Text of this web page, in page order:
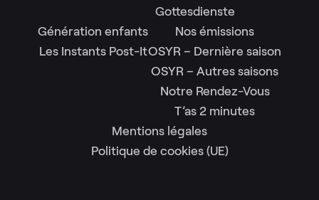
Gottesdienste
Génération enfants
Les Instants Post-It
Nos émissions
OSYR – Dernière saison
OSYR – Autres saisons
Notre Rendez-Vous
T’as 2 minutes
Mentions légales
Politique de cookies (UE)